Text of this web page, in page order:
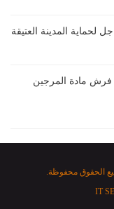
المدينة العتيقة
فرش مادة المرجين
IT